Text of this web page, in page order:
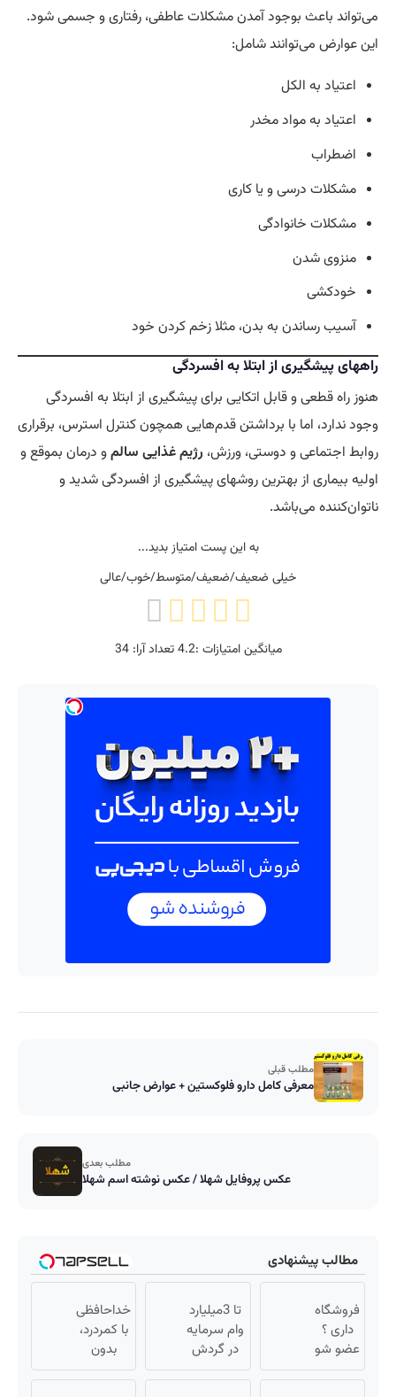
می‌تواند باعث بوجود آمدن مشکلات عاطفی، رفتاری و جسمی‌ شود.
این عوارض می‌توانند شامل:
اعتیاد به الکل
اعتیاد به مواد مخدر
اضطراب
مشکلات درسی و یا کاری
مشکلات خانوادگی
منزوی شدن
خودکشی
آسیب رساندن به بدن، مثلا زخم کردن خود
راههای پیشگیری از ابتلا به افسردگی
هنوز راه قطعی و قابل اتکایی برای پیشگیری از ابتلا به افسردگی
وجود ندارد، اما با برداشتن قدم‌هایی همچون کنترل استرس، برقراری
روابط اجتماعی و دوستی، ورزش، رژیم غذایی سالمو درمان بموقع و
اولیه بیماری از بهترین روشهای پیشگیری از افسردگی شدید و
ناتوان‌کننده می‌باشد.
به این پست امتیاز بدید...
خیلی ضعیف/ضعیف/متوسط/خوب/عالی
میانگین امتیازات :4.2تعداد آرا:34
مطلب قبلی
معرفی کامل دارو فلوکستین + عوارض جانبی
مطلب بعدی
عکس پروفایل شهلا / عکس نوشته اسم شهلا
مطالب پیشنهادی
فروشگاه
داری ؟
عضو شو
تا 3
تا 3میلیارد
وام سرمایه
در گردش
فروشندگان
خداحافظی
با کمردرد،
بدون
قرص و